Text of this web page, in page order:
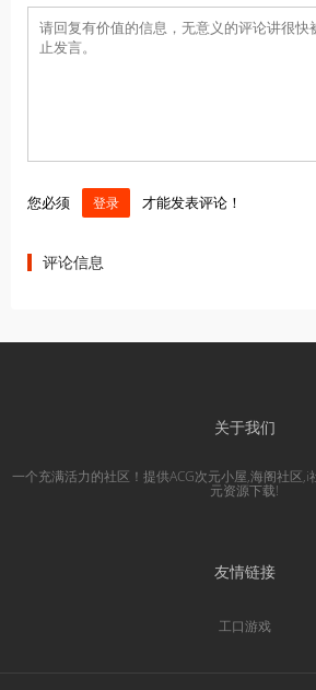
您必须 登录 才能发表评论！
评论信息
关于我们
一个充满活力的社区！提供ACG次元小屋,海阁社区
元资源下载!
友情链接
工口游戏